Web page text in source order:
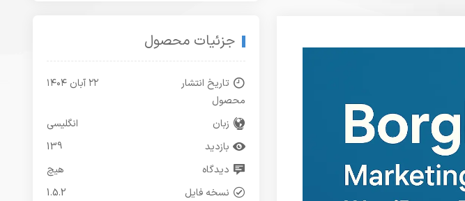
جزئیات محصول
تاریخ انتشار
محصول
۲۲ آبان ۱۴۰۴
زبان
انگلیسی
بازدید
139
دیدگاه
هیچ
نسخه فایل
1.5.2